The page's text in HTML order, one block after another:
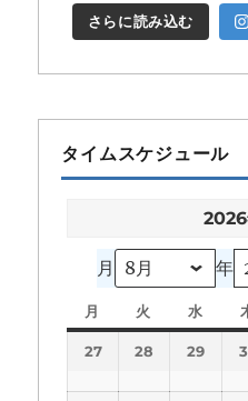
さらに読み込む
タイムスケジュール
2026
月 年
月
曜
日
火
曜
日
水
曜
日
27 28 29